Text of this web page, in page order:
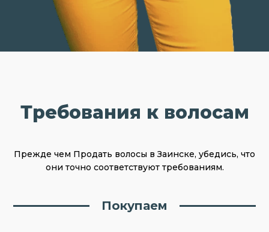
Требования к волосам
Прежде чем Продать волосы в Заинске, убедись, что
они точно соответствуют требованиям.
Покупаем